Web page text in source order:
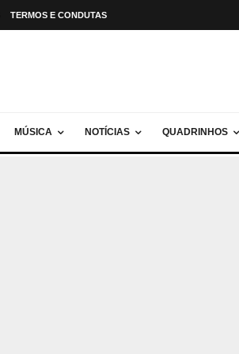
TERMOS E CONDUTAS
MÚSICA NOTÍCIAS QUADRINHOS